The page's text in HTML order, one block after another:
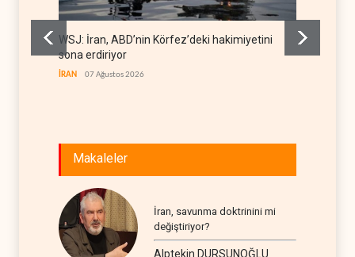
WSJ: İran, ABD’nin Körfez’deki hakimiyetini
sona erdiriyor
İRAN 07 Ağustos 2026
Makaleler
İran, savunma doktrinini mi
değiştiriyor?
Alptekin DURSUNOĞLU